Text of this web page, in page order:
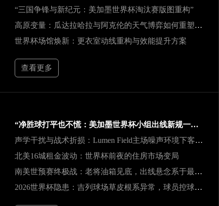
“三国争锋与新纪元：美加墨世界杯淘汰赛版图重构”
高原变量：瓜达拉哈拉与阿克伦的天气博弈如何重塑2026世界杯战术逻辑
世界杯场馆焕新：更衣室动线重构与效能提升方案
查看更多
“净胜球打平也不慌：美加墨世界杯小组出线新规一图看懂”
声学干扰与战术折损：Lumen Field主场噪声环境下客队边线发球效能的影响研究
北美16城租金波动：世界杯前夜的住房市场变局
南美世预赛终极战：老将油箱见底，出线悬念系于最后一口气
2026世界杯隐患：吉列球场草皮根系异常，球员控球可能严重失准